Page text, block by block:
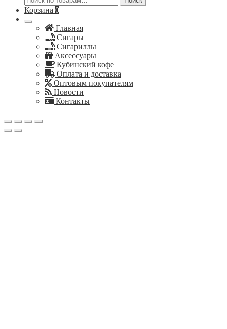
Корзина 0
Главная
Сигары
Сигариллы
Аксессуары
Кубинский кофе
Оплата и доставка
Оптовым покупателям
Новости
Контакты